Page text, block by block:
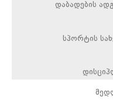
დაბადების
სპორტის